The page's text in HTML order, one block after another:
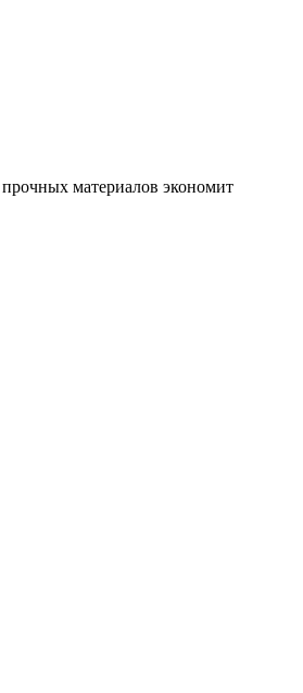
материалов экономит